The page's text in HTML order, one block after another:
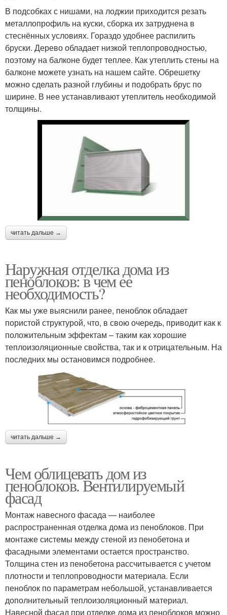
В подсобках с нишами, на лоджии приходится резать
металлопрофиль на куски, сборка их затруднена в
стеснённых условиях. Гораздо удобнее распилить
бруски. Дерево обладает низкой теплопроводностью,
поэтому на балконе будет теплее. Как утеплить стены на
балконе можете узнать на нашем сайте. Обрешетку
можно сделать разной глубины и подобрать брус по
ширине. В нее устанавливают утеплитель необходимой
толщины.
читать дальше →
Наружная отделка дома из
пеноблоков: в чем ее
необходимость?
Как мы уже выяснили ранее, пеноблок обладает
пористой структурой, что, в свою очередь, приводит как к
положительным эффектам – таким как хорошие
теплоизоляционные свойства, так и к отрицательным. На
последних мы остановимся подробнее.
читать дальше →
Чем облицевать дом из
пеноблоков. Вентилируемый
фасад
Монтаж навесного фасада — наиболее
распространенная отделка дома из пеноблоков. При
монтаже системы между стеной из пенобетона и
фасадными элементами остается пространство.
Толщина стен из пенобетона рассчитывается с учетом
плотности и теплопроводности материала. Если
пеноблок по параметрам небольшой, устанавливается
дополнительный теплоизоляционный материал.
Навесной фасад при отделке дома из пеноблоков можно